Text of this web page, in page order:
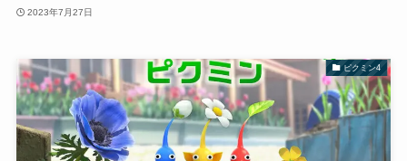
2023年7月27日
ピクミン4